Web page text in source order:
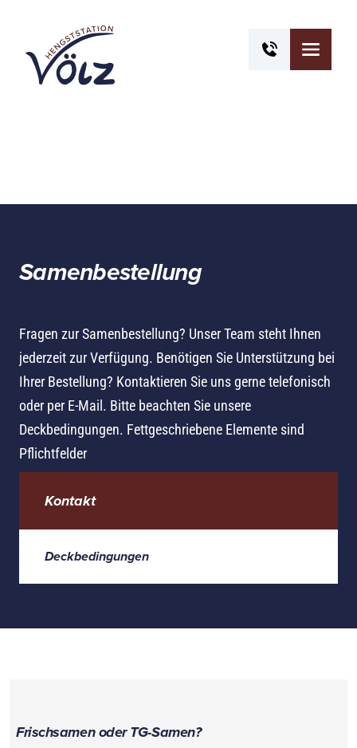
Samen­bestellung
Fragen zur Samenbestellung? Unser Team steht Ihnen
jederzeit zur Verfügung. Benötigen Sie Unterstützung bei
Ihrer Bestellung? Kontaktieren Sie uns gerne telefonisch
oder per E-Mail. Bitte beachten Sie unsere
Deckbedingungen. Fettgeschriebene Elemente sind
Pflichtfelder
Kontakt
Deckbedingungen
Frischsamen oder TG-Samen?